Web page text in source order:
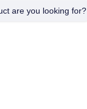
are you looking for?